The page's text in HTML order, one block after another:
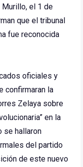
el 1 de
que el tribunal
fue reconocida
oficiales y
confirmaran la
Zelaya sobre
en la
se hallaron
del partido
de este nuevo